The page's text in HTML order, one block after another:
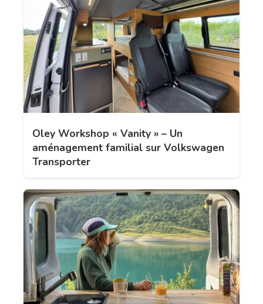
Oley Workshop « Vanity » – Un
aménagement familial sur Volkswagen
Transporter